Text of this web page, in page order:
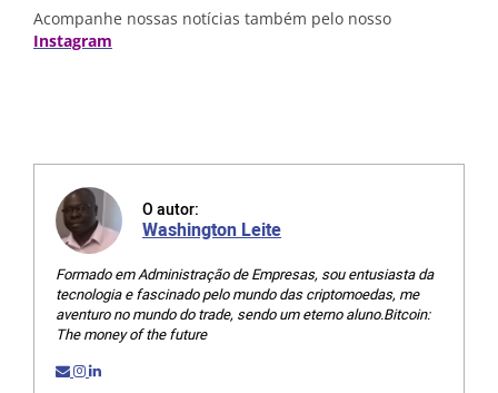
Acompanhe nossas notícias também pelo nosso
Instagram
O autor:
Washington Leite
Formado em Administração de Empresas, sou entusiasta da
tecnologia e fascinado pelo mundo das criptomoedas, me
aventuro no mundo do trade, sendo um eterno aluno.Bitcoin:
The money of the future